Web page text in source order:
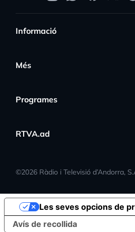
Informació
Més
Programes
RTVA.ad
©2026 Ràdio i Televisió d’Andorra,
Avís de recollida
Les seves opcions de